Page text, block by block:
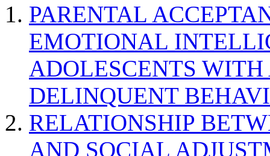
PARENTAL
EMOTIONAL
ADOLESCENTS
DELINQUENT
RELATIONSHIP
AND SOCIAL